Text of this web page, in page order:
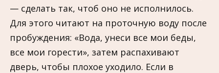
— сделать так, чтоб оно не исполнилось.
Для этого читают на проточную воду после
пробуждения: «Вода, унеси все мои беды,
все мои горести», затем распахивают
дверь, чтобы плохое уходило. Если в